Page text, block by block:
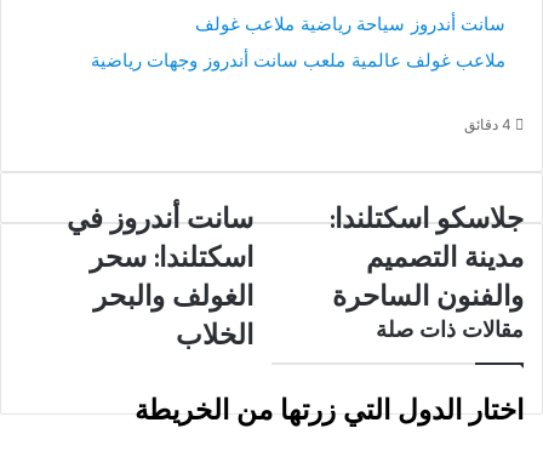
سانت أندروز سياحة رياضية ملاعب غولف
ملاعب غولف عالمية ملعب سانت أندروز وجهات رياضية
جلاسكو
اسكتلندا:
مدينة
التصميم
والفنون
الساحرة
جلاسكو اسكتلندا:
مدينة التصميم
والفنون الساحرة
سانت
أندروز
في
اسكتلندا:
سحر
الغولف
سانت أندروز في
اسكتلندا: سحر
الغولف والبحر
الخلاب
مقالات ذات صلة
اختار الدول التي زرتها من الخريطة